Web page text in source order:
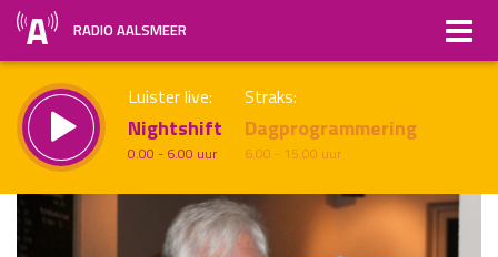
RADIO AALSMEER
Luister live:
Nightshift
0.00 - 6.00 uur
Straks:
Dagprogrammering
6.00 - 15.00 uur